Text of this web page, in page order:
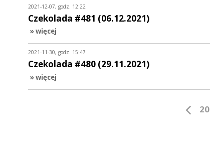
2021-12-07, godz. 12:22
Czekolada #481 (06.12.2021)
» więcej
2021-11-30, godz. 15:47
Czekolada #480 (29.11.2021)
» więcej
20